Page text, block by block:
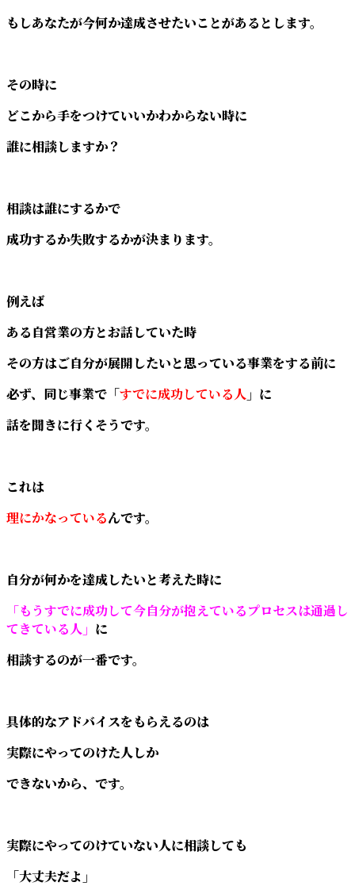
もしあなたが今何か達成させたいことがあるとします。
その時に
どこから手をつけていいかわからない時に
誰に相談しますか？
相談は誰にするかで
成功するか失敗するかが決まります。
例えば
ある自営業の方とお話していた時
その方はご自分が展開したいと思っている事業をする前に
必ず、同じ事業で「すでに成功している人 」に
話を聞きに行くそうです。
これは
理にかなっているんです。
自分が何かを達成したいと考えた時に
「もうすでに成功して今自分が抱えているプロセスは通過し
てきている人」 に
相談するのが一番です。
具体的なアドバイスをもらえるのは
実際にやってのけた人しか
できないから、です。
実際にやってのけていない人に相談しても
「大丈夫だよ」